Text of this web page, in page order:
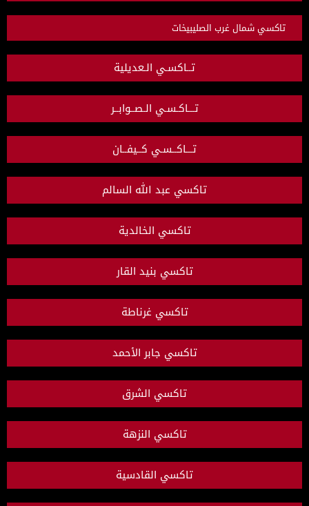
تاكسي شمال غرب الصليبيخات
تــاكسـي الـعديلية
تـــاكـسـي الـصــوابــر
تـــاكــسـي كــيفــان
تاكسي عبد الله السالم
تاكسي الخالدية
تاكسي بنيد القار
تاكسي غرناطة
تاكسي جابر الأحمد
تاكسي الشرق
تاكسي النزهة
تاكسي القادسية